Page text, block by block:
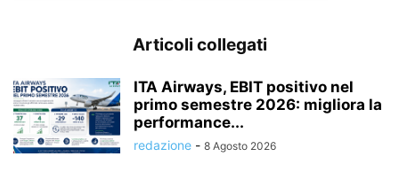
Articoli collegati
ITA Airways, EBIT positivo nel
primo semestre 2026: migliora la
performance...
redazione - 8 Agosto 2026